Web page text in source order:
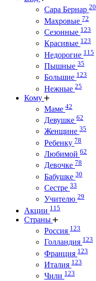
Сара Бернар 20
Махровые 72
Сезонные 123
Красивые 123
Недорогие 115
Пышные 35
Большие 123
Нежные 25
Кому
Маме 42
Девушке 62
Женщине 35
Ребенку 78
Любимой 62
Девочке 78
Бабушке 30
Сестре 33
Учителю 29
Акции 115
Страны
Россия 123
Голландия 123
Франция 123
Италия 123
Чили 123